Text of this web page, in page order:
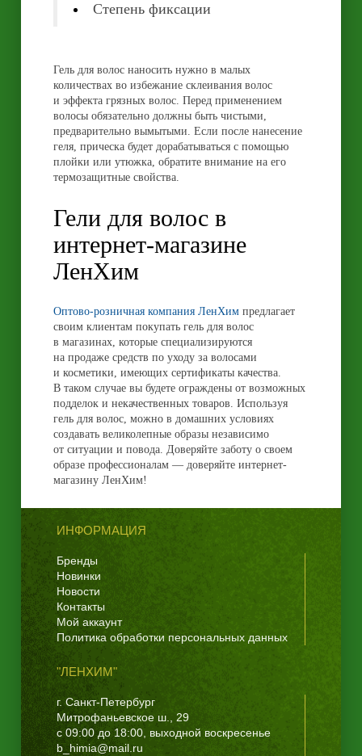
Степень фиксации
Гель для волос наносить нужно в малых
количествах во избежание склеивания волос
и эффекта грязных волос. Перед применением
волосы обязательно должны быть чистыми,
предварительно вымытыми. Если после нанесение
геля, прическа будет дорабатываться с помощью
плойки или утюжка, обратите внимание на его
термозащитные свойства.
Гели для волос в
интернет-магазине
ЛенХим
Оптово-розничная компания ЛенХим предлагает
своим клиентам покупать гель для волос
в магазинах, которые специализируются
на продаже средств по уходу за волосами
и косметики, имеющих сертификаты качества.
В таком случае вы будете ограждены от возможных
подделок и некачественных товаров. Используя
гель для волос, можно в домашних условиях
создавать великолепные образы независимо
от ситуации и повода. Доверяйте заботу о своем
образе профессионалам — доверяйте интернет-
магазину ЛенХим!
ИНФОРМАЦИЯ
Бренды
Новинки
Новости
Контакты
Мой аккаунт
Политика обработки персональных данных
"ЛЕНХИМ"
г. Санкт-Петербург
Митрофаньевское ш., 29
с 09:00 до 18:00, выходной воскресенье
b_himia@mail.ru